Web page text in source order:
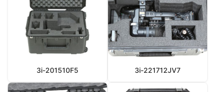
3i-201510F5 3i-221712JV7